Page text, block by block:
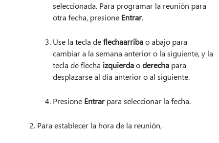
seleccionada. Para programar la reunión para
otra fecha, presione Entrar.
Use la tecla deflechaarribao abajo para
cambiar a la semana anterior o la siguiente, y la
tecla de flecha izquierdaoderecha para
desplazarse al día anterior o al siguiente.
Presione Entrarpara seleccionar la fecha.
Para establecer la hora de la reunión,